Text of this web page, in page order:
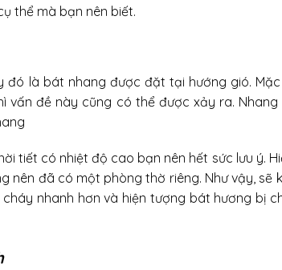
thể mà bạn nên biết.
là bát nhang được đặt tại hướng gió.
vấn đề này cũng có thể được xảy ra.
tiết có nhiệt độ cao bạn nên hết sức lưu ý.
nên đã có một phòng thờ riêng. Như vậy, sẽ
nhanh hơn và hiện tượng bát hương bị